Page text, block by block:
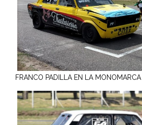
FRANCO PADILLA EN LA MONOMARCA